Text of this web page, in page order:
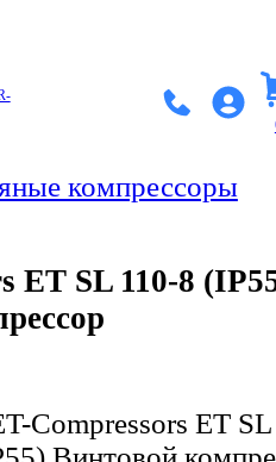
компрессоры
ET SL 110-8